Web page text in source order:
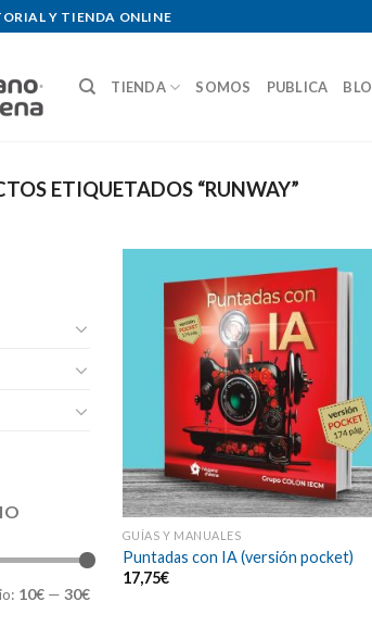
Y TIENDA ONLINE
TIENDA SOMOS PUBLICA
ETIQUETADOS “RUNWAY”
10€ — 30€
GUÍAS Y MANUALES
Puntadas con IA (versión pocket)
17,75€